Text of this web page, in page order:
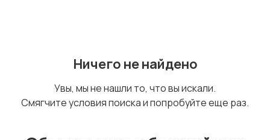
водоснабжение
ы
Ничего не найдено
Увы, мы не нашли то, что вы искали.
Смягчите условия поиска и попробуйте еще раз.